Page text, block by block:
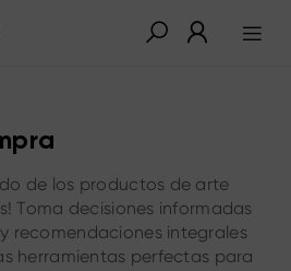
de los productos de arte
Toma decisiones informadas
recomendaciones integrales
herramientas perfectas para